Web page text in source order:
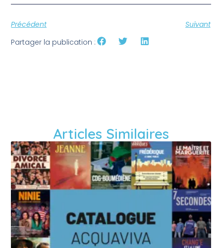
Précédent
Suivant
Partager la publication :
Articles Similaires